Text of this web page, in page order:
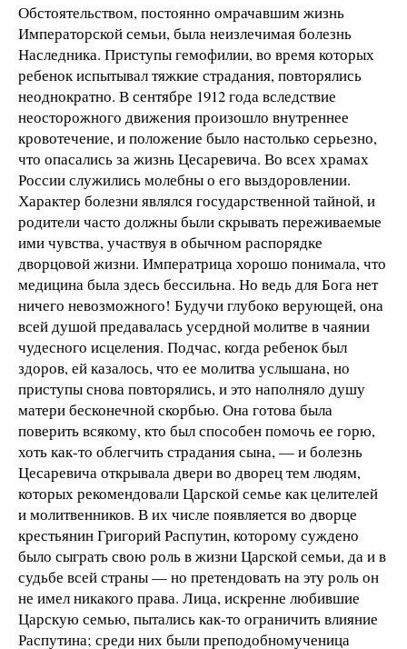
Обстоятельством, постоянно омрачавшим жизнь
Императорской семьи, была неизлечимая болезнь
Наследника. Приступы гемофилии, во время которых
ребенок испытывал тяжкие страдания, повторялись
неоднократно. В сентябре 1912 года вследствие
неосторожного движения произошло внутреннее
кровотечение, и положение было настолько серьезно,
что опасались за жизнь Цесаревича. Во всех храмах
России служились молебны о его выздоровлении.
Характер болезни являлся государственной тайной, и
родители часто должны были скрывать переживаемые
ими чувства, участвуя в обычном распорядке
дворцовой жизни. Императрица хорошо понимала, что
медицина была здесь бессильна. Но ведь для Бога нет
ничего невозможного! Будучи глубоко верующей, она
всей душой предавалась усердной молитве в чаянии
чудесного исцеления. Подчас, когда ребенок был
здоров, ей казалось, что ее молитва услышана, но
приступы снова повторялись, и это наполняло душу
матери бесконечной скорбью. Она готова была
поверить всякому, кто был способен помочь ее горю,
хоть как-то облегчить страдания сына, — и болезнь
Цесаревича открывала двери во дворец тем людям,
которых рекомендовали Царской семье как целителей
и молитвенников. В их числе появляется во дворце
крестьянин Григорий Распутин, которому суждено
было сыграть свою роль в жизни Царской семьи, да и в
судьбе всей страны — но претендовать на эту роль он
не имел никакого права. Лица, искренне любившие
Царскую семью, пытались как-то ограничить влияние
Распутина; среди них были преподобномученица